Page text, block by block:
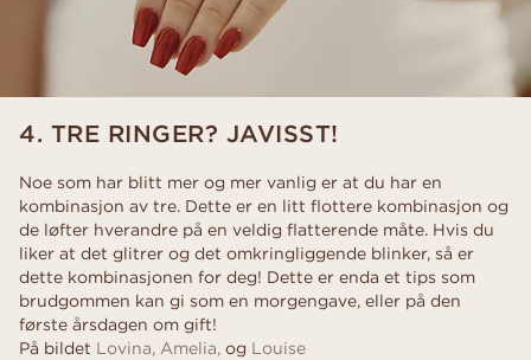
4. TRE RINGER? JAVISST!
Noe som har blitt mer og mer vanlig er at du har en
kombinasjon av tre. Dette er en litt flottere kombinasjon og
de løfter hverandre på en veldig flatterende måte. Hvis du
liker at det glitrer og det omkringliggende blinker, så er
dette kombinasjonen for deg! Dette er enda et tips som
brudgommen kan gi som en morgengave, eller på den
første årsdagen om gift!
På bildet Lovina, Amelia, og Louise